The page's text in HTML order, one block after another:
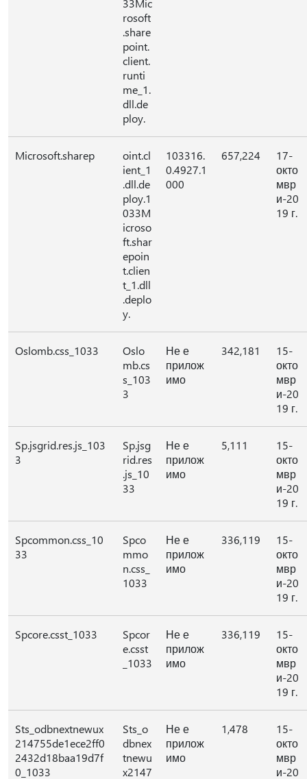
33Mic
rosoft
.share
point.
client.
runti
me_1.
dll.de
ploy.
Microsoft.sharep
oint.cl
ient_1
.dll.de
ploy.1
033M
icroso
ft.shar
epoin
t.clien
t_1.dll
.deplo
y.
103316.
0.4927.1
000
657,224
17-
окто
мвр
и-20
19 г.
Oslomb.css_1033
Oslo
mb.cs
s_103
3
Не е
прилож
имо
342,181
15-
окто
мвр
и-20
19 г.
Sp.jsgrid.res.js_103
3
Sp.jsg
rid.res
.js_10
33
Не е
прилож
имо
5,111
15-
окто
мвр
и-20
19 г.
Spcommon.css_10
33
Spco
mmo
n.css_
1033
Не е
прилож
имо
336,119
15-
окто
мвр
и-20
19 г.
Spcore.csst_1033
Spcor
e.csst
_1033
Не е
прилож
имо
336,119
15-
окто
мвр
и-20
19 г.
Sts_odbnextnewux
214755de1ece2ff0
2432d18baa19d7f
0_1033
Sts_o
dbnex
tnewu
x2147
Не е
прилож
имо
1,478
15-
окто
мвр
и-20